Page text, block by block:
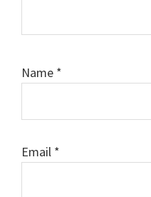
Name *
Email *